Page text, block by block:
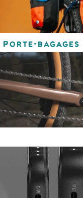
Porte-